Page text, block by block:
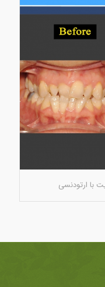
با ارتودنسی